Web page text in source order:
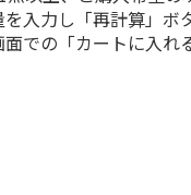
入力し「再計算」ボ
面での「カートに入れ